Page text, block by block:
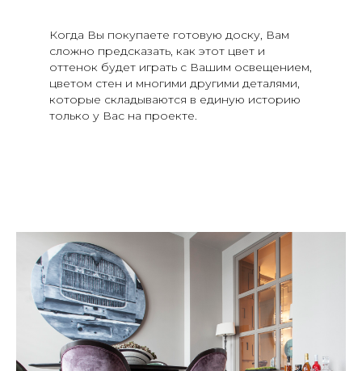
Когда Вы покупаете готовую доску, Вам
сложно предсказать, как этот цвет и
оттенок будет играть с Вашим освещением,
цветом стен и многими другими деталями,
которые складываются в единую историю
только у Вас на проекте.